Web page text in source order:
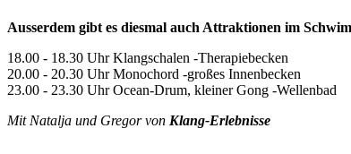
Ausserdem gibt es diesmal auch Attraktionen im
18.00 - 18.30 Uhr Klangschalen -Therapiebecken
20.00 - 20.30 Uhr Monochord -großes Innenbecken
23.00 - 23.30 Uhr Ocean-Drum, kleiner Gong -Wellenbad
Mit Natalja und Gregor von Klang-Erlebnisse